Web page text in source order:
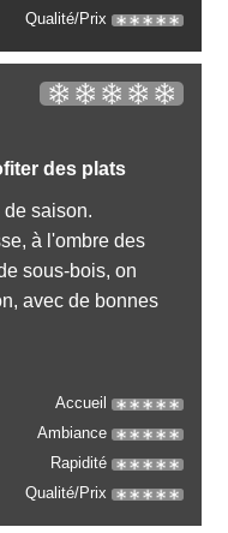
Qualité/Prix
des plats
de saison.
à l'ombre des
sous-bois, on
avec de bonnes
Accueil
Ambiance
Rapidité
Qualité/Prix